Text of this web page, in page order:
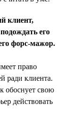
клиент,
его
форс-мажор.
право
ради клиента.
обоснует свою
действовать